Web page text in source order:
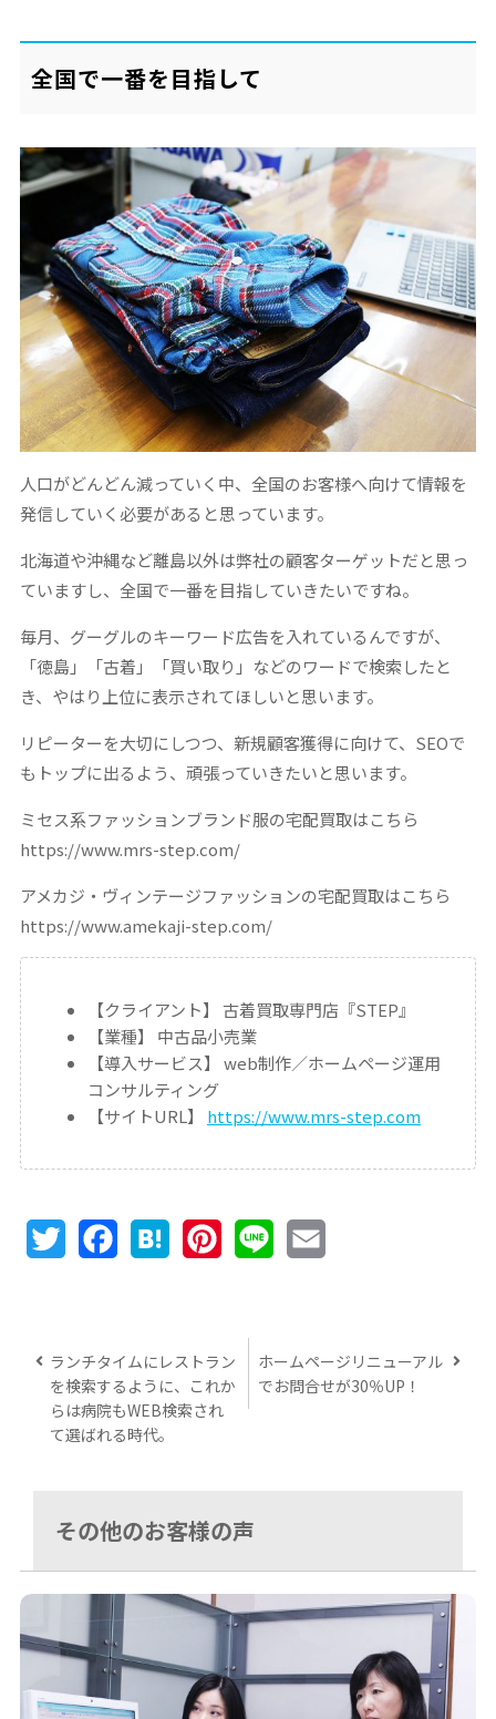
全国で一番を目指して
人口がどんどん減っていく中、全国のお客様へ向けて情報を
発信していく必要があると思っています。
北海道や沖縄など離島以外は弊社の顧客ターゲットだと思っ
ていますし、全国で一番を目指していきたいですね。
毎月、グーグルのキーワード広告を入れているんですが、
「徳島」「古着」「買い取り」などのワードで検索したと
き、やはり上位に表示されてほしいと思います。
リピーターを大切にしつつ、新規顧客獲得に向けて、SEOで
もトップに出るよう、頑張っていきたいと思います。
ミセス系ファッションブランド服の宅配買取はこちら
https://www.mrs-step.com/
アメカジ・ヴィンテージファッションの宅配買取はこちら
https://www.amekaji-step.com/
【クライアント】
古着買取専門店『STEP』
【業種】
中古品小売業
【導入サービス】
web制作／ホームページ運用
コンサルティング
【サイトURL】
https://www.mrs-step.com
TwitterFacebookHatenaPinterest
Line Email
ホームページリニューアル
でお問合せが30％UP！
ランチタイムにレストラン
を検索するように、これか
らは病院もWEB検索され
て選ばれる時代。
その他のお客様の声